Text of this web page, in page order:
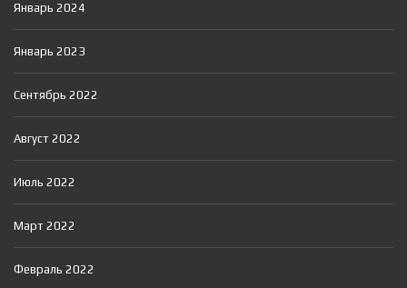
Январь 2024
Январь 2023
Сентябрь 2022
Август 2022
Июль 2022
Март 2022
Февраль 2022